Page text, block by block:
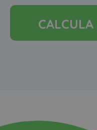
CALCULA